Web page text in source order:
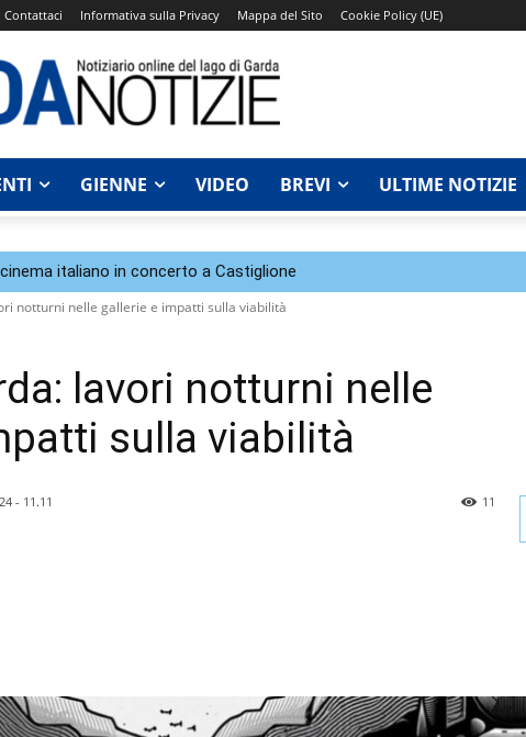
Contattaci Informativa sulla Privacy Mappa del Sito Cookie Policy (UE)
GIENNE VIDEO BREVI ULTIME NOTIZIE
italiano in concerto a Castiglione
notturni nelle gallerie e impatti sulla viabilità
lavori notturni nelle
sulla viabilità
- 11.11
11